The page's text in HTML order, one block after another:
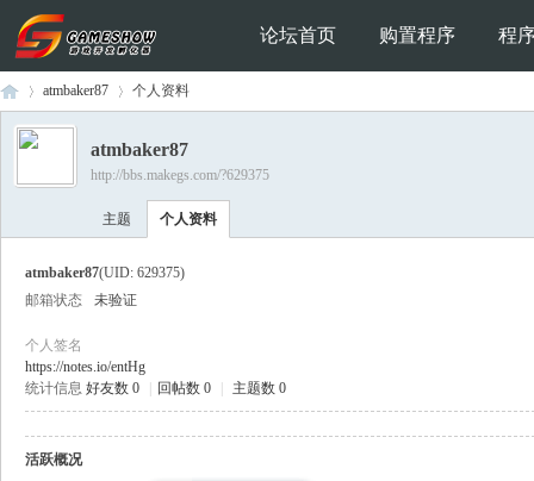
论坛首页 购置程序 程
›
atmbaker87 个人资料
atmbaker87
http://bbs.makegs.com/?629375
主题 个人资料
atmbaker87(UID: 629375)
邮箱状态
未验证
个人签名
https://notes.io/entHg
统计信息 好友数 0 回帖数 0 主题数 0
活跃概况